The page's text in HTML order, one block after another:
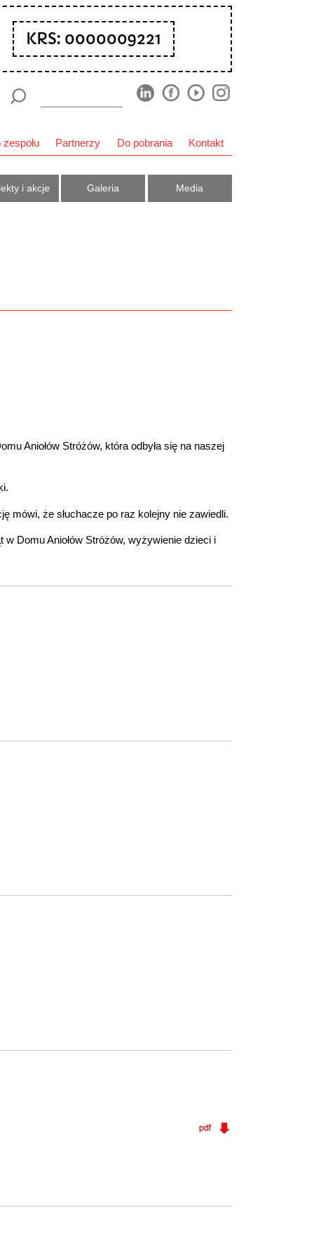
KRS: 0000009221
zespołu Partnerzy Do pobrania Kontakt
i akcje Galeria Media
Aniołów Stróżów, która odbyła się na naszej
mówi, że słuchacze po raz kolejny nie zawiedli.
Domu Aniołów Stróżów, wyżywienie dzieci i